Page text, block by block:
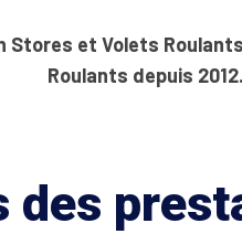
Stores et Volets
Roulants depuis 2012.